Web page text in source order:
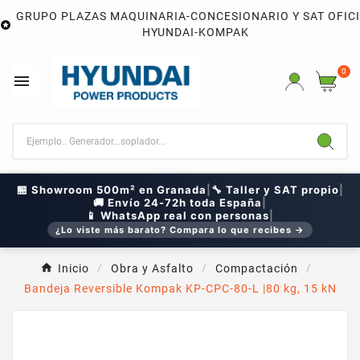

GRUPO PLAZAS MAQUINARIA-CONCESIONARIO Y SAT
HYUNDAI-KOMPAK

0
🏪 Showroom 500m² en Granada 🔧 Taller y SAT propio
🚚 Envío 24-72h toda España
📱 WhatsApp real con personas
¿Lo viste más barato? Compara lo que recibes →
Inicio Obra y Asfalto
Compactación
Bandeja Reversible Kompak KP-CPC-80-L |80 kg, 15 kN